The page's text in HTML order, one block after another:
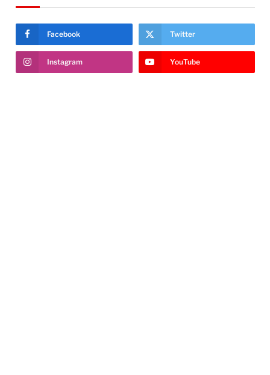
Facebook Twitter
Instagram YouTube